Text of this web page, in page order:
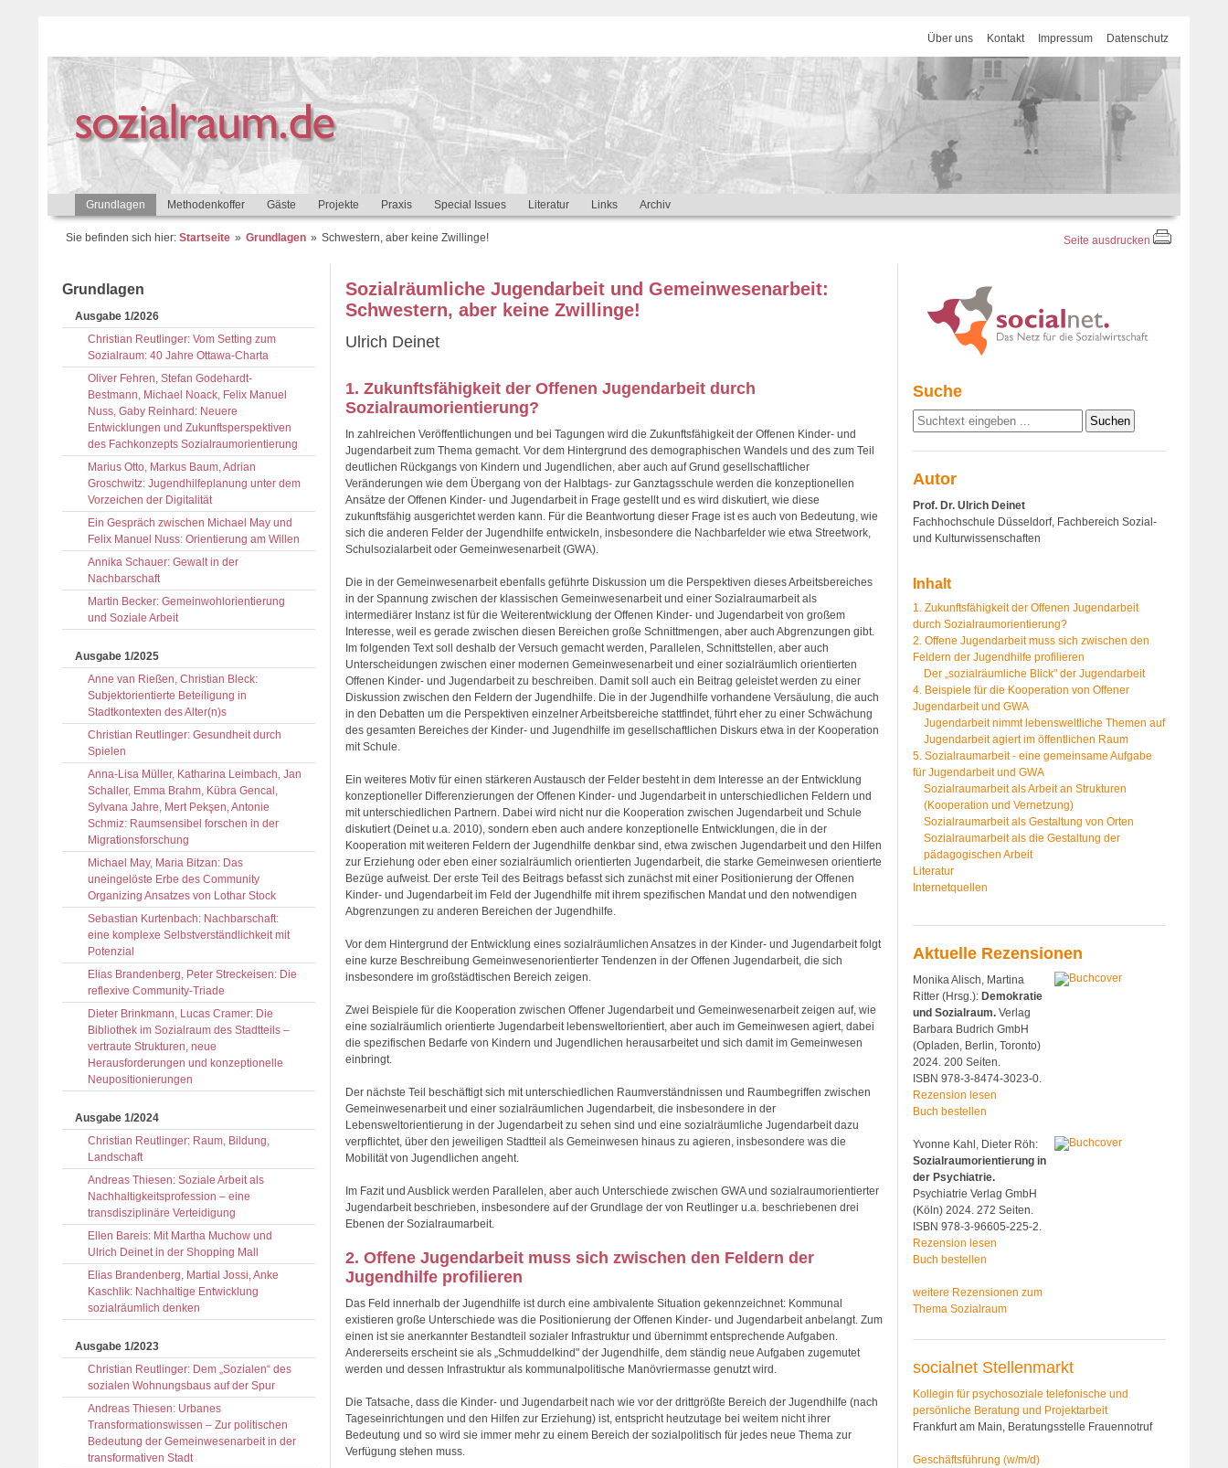
Über uns Kontakt Impressum Datenschutz
Grundlagen Methodenkoffer Gäste Projekte Praxis Special Issues Literatur Links Archiv
Seite ausdrucken
Sie befinden sich hier: Startseite Grundlagen Schwestern, aber keine Zwillinge!
Sozialräumliche Jugendarbeit und Gemeinwesenarbeit:
Schwestern, aber keine Zwillinge!
Ulrich Deinet
1. Zukunftsfähigkeit der Offenen Jugendarbeit durch
Sozialraumorientierung?
In zahlreichen Veröffentlichungen und bei Tagungen wird die Zukunftsfähigkeit der Offenen Kinder- und
Jugendarbeit zum Thema gemacht. Vor dem Hintergrund des demographischen Wandels und des zum Teil
deutlichen Rückgangs von Kindern und Jugendlichen, aber auch auf Grund gesellschaftlicher
Veränderungen wie dem Übergang von der Halbtags- zur Ganztagsschule werden die konzeptionellen
Ansätze der Offenen Kinder- und Jugendarbeit in Frage gestellt und es wird diskutiert, wie diese
zukunftsfähig ausgerichtet werden kann. Für die Beantwortung dieser Frage ist es auch von Bedeutung, wie
sich die anderen Felder der Jugendhilfe entwickeln, insbesondere die Nachbarfelder wie etwa Streetwork,
Schulsozialarbeit oder Gemeinwesenarbeit (GWA).
Die in der Gemeinwesenarbeit ebenfalls geführte Diskussion um die Perspektiven dieses Arbeitsbereiches
in der Spannung zwischen der klassischen Gemeinwesenarbeit und einer Sozialraumarbeit als
intermediärer Instanz ist für die Weiterentwicklung der Offenen Kinder- und Jugendarbeit von großem
Interesse, weil es gerade zwischen diesen Bereichen große Schnittmengen, aber auch Abgrenzungen gibt.
Im folgenden Text soll deshalb der Versuch gemacht werden, Parallelen, Schnittstellen, aber auch
Unterscheidungen zwischen einer modernen Gemeinwesenarbeit und einer sozialräumlich orientierten
Offenen Kinder- und Jugendarbeit zu beschreiben. Damit soll auch ein Beitrag geleistet werden zu einer
Diskussion zwischen den Feldern der Jugendhilfe. Die in der Jugendhilfe vorhandene Versäulung, die auch
in den Debatten um die Perspektiven einzelner Arbeitsbereiche stattfindet, führt eher zu einer Schwächung
des gesamten Bereiches der Kinder- und Jugendhilfe im gesellschaftlichen Diskurs etwa in der Kooperation
mit Schule.
Ein weiteres Motiv für einen stärkeren Austausch der Felder besteht in dem Interesse an der Entwicklung
konzeptioneller Differenzierungen der Offenen Kinder- und Jugendarbeit in unterschiedlichen Feldern und
mit unterschiedlichen Partnern. Dabei wird nicht nur die Kooperation zwischen Jugendarbeit und Schule
diskutiert (Deinet u.a. 2010), sondern eben auch andere konzeptionelle Entwicklungen, die in der
Kooperation mit weiteren Feldern der Jugendhilfe denkbar sind, etwa zwischen Jugendarbeit und den Hilfen
zur Erziehung oder eben einer sozialräumlich orientierten Jugendarbeit, die starke Gemeinwesen orientierte
Bezüge aufweist. Der erste Teil des Beitrags befasst sich zunächst mit einer Positionierung der Offenen
Kinder- und Jugendarbeit im Feld der Jugendhilfe mit ihrem spezifischen Mandat und den notwendigen
Abgrenzungen zu anderen Bereichen der Jugendhilfe.
Vor dem Hintergrund der Entwicklung eines sozialräumlichen Ansatzes in der Kinder- und Jugendarbeit folgt
eine kurze Beschreibung Gemeinwesenorientierter Tendenzen in der Offenen Jugendarbeit, die sich
insbesondere im großstädtischen Bereich zeigen.
Zwei Beispiele für die Kooperation zwischen Offener Jugendarbeit und Gemeinwesenarbeit zeigen auf, wie
eine sozialräumlich orientierte Jugendarbeit lebensweltorientiert, aber auch im Gemeinwesen agiert, dabei
die spezifischen Bedarfe von Kindern und Jugendlichen herausarbeitet und sich damit im Gemeinwesen
einbringt.
Der nächste Teil beschäftigt sich mit unterschiedlichen Raumverständnissen und Raumbegriffen zwischen
Gemeinwesenarbeit und einer sozialräumlichen Jugendarbeit, die insbesondere in der
Lebensweltorientierung in der Jugendarbeit zu sehen sind und eine sozialräumliche Jugendarbeit dazu
verpflichtet, über den jeweiligen Stadtteil als Gemeinwesen hinaus zu agieren, insbesondere was die
Mobilität von Jugendlichen angeht.
Im Fazit und Ausblick werden Parallelen, aber auch Unterschiede zwischen GWA und sozialraumorientierter
Jugendarbeit beschrieben, insbesondere auf der Grundlage der von Reutlinger u.a. beschriebenen drei
Ebenen der Sozialraumarbeit.
2. Offene Jugendarbeit muss sich zwischen den Feldern der
Jugendhilfe profilieren
Das Feld innerhalb der Jugendhilfe ist durch eine ambivalente Situation gekennzeichnet: Kommunal
existieren große Unterschiede was die Positionierung der Offenen Kinder- und Jugendarbeit anbelangt. Zum
einen ist sie anerkannter Bestandteil sozialer Infrastruktur und übernimmt entsprechende Aufgaben.
Andererseits erscheint sie als „Schmuddelkind" der Jugendhilfe, dem ständig neue Aufgaben zugemutet
werden und dessen Infrastruktur als kommunalpolitische Manövriermasse genutzt wird.
Die Tatsache, dass die Kinder- und Jugendarbeit nach wie vor der drittgrößte Bereich der Jugendhilfe (nach
Tageseinrichtungen und den Hilfen zur Erziehung) ist, entspricht heutzutage bei weitem nicht ihrer
Bedeutung und so wird sie immer mehr zu einem Bereich der sozialpolitisch für jedes neue Thema zur
Verfügung stehen muss.
Grundlagen
Ausgabe 1/2026
Christian Reutlinger: Vom Setting zum
Sozialraum: 40 Jahre Ottawa-Charta
Oliver Fehren, Stefan Godehardt-
Bestmann, Michael Noack, Felix Manuel
Nuss, Gaby Reinhard: Neuere
Entwicklungen und Zukunftsperspektiven
des Fachkonzepts Sozialraumorientierung
Marius Otto, Markus Baum, Adrian
Groschwitz: Jugendhilfeplanung unter dem
Vorzeichen der Digitalität
Ein Gespräch zwischen Michael May und
Felix Manuel Nuss: Orientierung am Willen
Annika Schauer: Gewalt in der
Nachbarschaft
Martin Becker: Gemeinwohlorientierung
und Soziale Arbeit
Ausgabe 1/2025
Anne van Rießen, Christian Bleck:
Subjektorientierte Beteiligung in
Stadtkontexten des Alter(n)s
Christian Reutlinger: Gesundheit durch
Spielen
Anna-Lisa Müller, Katharina Leimbach, Jan
Schaller, Emma Brahm, Kübra Gencal,
Sylvana Jahre, Mert Pekşen, Antonie
Schmiz: Raumsensibel forschen in der
Migrationsforschung
Michael May, Maria Bitzan: Das
uneingelöste Erbe des Community
Organizing Ansatzes von Lothar Stock
Sebastian Kurtenbach: Nachbarschaft:
eine komplexe Selbstverständlichkeit mit
Potenzial
Elias Brandenberg, Peter Streckeisen: Die
reflexive Community-Triade
Dieter Brinkmann, Lucas Cramer: Die
Bibliothek im Sozialraum des Stadtteils –
vertraute Strukturen, neue
Herausforderungen und konzeptionelle
Neupositionierungen
Ausgabe 1/2024
Christian Reutlinger: Raum, Bildung,
Landschaft
Andreas Thiesen: Soziale Arbeit als
Nachhaltigkeitsprofession – eine
transdisziplinäre Verteidigung
Ellen Bareis: Mit Martha Muchow und
Ulrich Deinet in der Shopping Mall
Elias Brandenberg, Martial Jossi, Anke
Kaschlik: Nachhaltige Entwicklung
sozialräumlich denken
Ausgabe 1/2023
Christian Reutlinger: Dem „Sozialen“ des
sozialen Wohnungsbaus auf der Spur
Andreas Thiesen: Urbanes
Transformationswissen – Zur politischen
Bedeutung der Gemeinwesenarbeit in der
transformativen Stadt
Suche
Autor
Prof. Dr. Ulrich Deinet
Fachhochschule Düsseldorf, Fachbereich Sozial-
und Kulturwissenschaften
Inhalt
1. Zukunftsfähigkeit der Offenen Jugendarbeit
durch Sozialraumorientierung?
2. Offene Jugendarbeit muss sich zwischen den
Feldern der Jugendhilfe profilieren
Der „sozialräumliche Blick" der Jugendarbeit
4. Beispiele für die Kooperation von Offener
Jugendarbeit und GWA
Jugendarbeit nimmt lebensweltliche Themen auf
Jugendarbeit agiert im öffentlichen Raum
5. Sozialraumarbeit - eine gemeinsame Aufgabe
für Jugendarbeit und GWA
Sozialraumarbeit als Arbeit an Strukturen
(Kooperation und Vernetzung)
Sozialraumarbeit als Gestaltung von Orten
Sozialraumarbeit als die Gestaltung der
pädagogischen Arbeit
Literatur
Internetquellen
Aktuelle Rezensionen
Monika Alisch, Martina
Ritter (Hrsg.): Demokratie
und Sozialraum. Verlag
Barbara Budrich GmbH
(Opladen, Berlin, Toronto)
2024. 200 Seiten.
ISBN 978-3-8474-3023-0.
Rezension lesen
Buch bestellen
Yvonne Kahl, Dieter Röh:
Sozialraumorientierung in
der Psychiatrie.
Psychiatrie Verlag GmbH
(Köln) 2024. 272 Seiten.
ISBN 978-3-96605-225-2.
Rezension lesen
Buch bestellen
weitere Rezensionen zum
Thema Sozialraum
socialnet Stellenmarkt
Kollegin für psychosoziale telefonische und
persönliche Beratung und Projektarbeit
Frankfurt am Main, Beratungsstelle Frauennotruf
Geschäftsführung (w/m/d)